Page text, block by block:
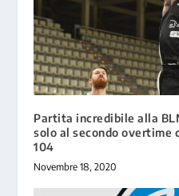
Partita incredibile alla
solo al secondo overtime
104
Novembre 18, 2020